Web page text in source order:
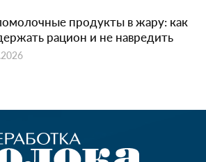
продукты в жару: как
рацион и не навредить